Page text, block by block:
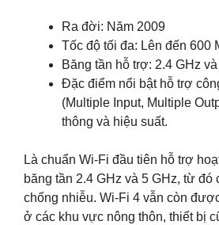
Ra đời: Năm 2009
Tốc độ tối đa: Lên đến 600
Băng tần hỗ trợ: 2.4 GHz
Đặc điểm nổi bật hỗ trợ
(Multiple Input, Multiple
thông và hiệu suất.
Là chuẩn Wi-Fi đầu tiên hỗ trợ
băng tần 2.4 GHz và 5 GHz, từ đó
chống nhiễu. Wi-Fi 4 vẫn còn
ở các khu vực nông thôn, thiết bị